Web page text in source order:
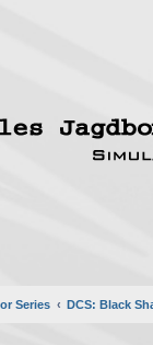
Series DCS: Black